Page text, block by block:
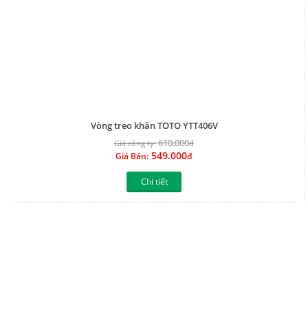
Vòng treo khăn TOTO YTT406V
Giá công ty:610.000đ
Giá Bán: 549.000đ
Chi tiết